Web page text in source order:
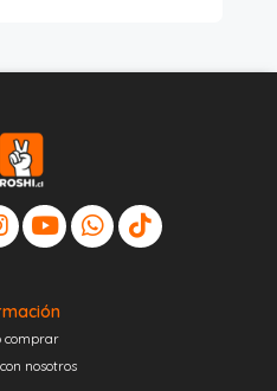
comprar
nosotros